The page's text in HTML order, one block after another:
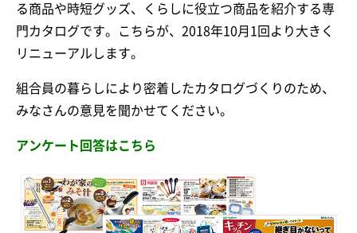
る商品や時短グッズ、くらしに役立つ商品を紹介する専
門カタログです。こちらが、2018年10月1回より大きく
リニューアルします。
組合員の暮らしにより密着したカタログづくりのため、
みなさんの意見を聞かせてください。
アンケート回答はこちら